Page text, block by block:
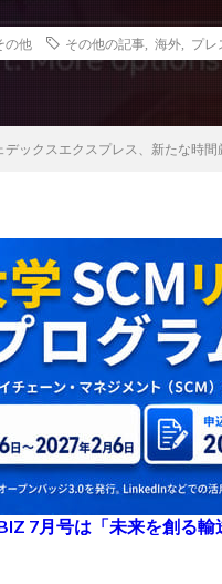
の他 その他の記事 海外 プレ
デックスエクスプレス、新たな時
7月号は「未来を創る